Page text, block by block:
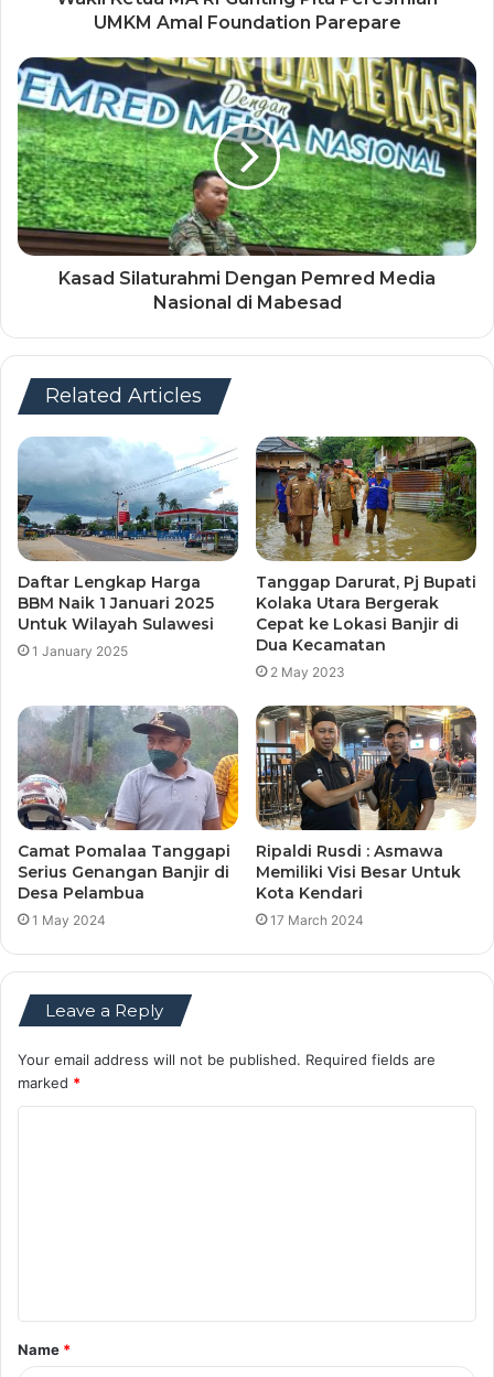
UMKM Amal Foundation Parepare
Kasad Silaturahmi Dengan Pemred Media
Nasional di Mabesad
Related Articles
Daftar Lengkap Harga
BBM Naik 1 Januari 2025
Untuk Wilayah Sulawesi
1 January 2025
Tanggap Darurat, Pj Bupati
Kolaka Utara Bergerak
Cepat ke Lokasi Banjir di
Dua Kecamatan
2 May 2023
Camat Pomalaa Tanggapi
Serius Genangan Banjir di
Desa Pelambua
1 May 2024
Ripaldi Rusdi : Asmawa
Memiliki Visi Besar Untuk
Kota Kendari
17 March 2024
Leave a Reply
Your email address will not be published. Required fields are
marked *
t
*
Name *